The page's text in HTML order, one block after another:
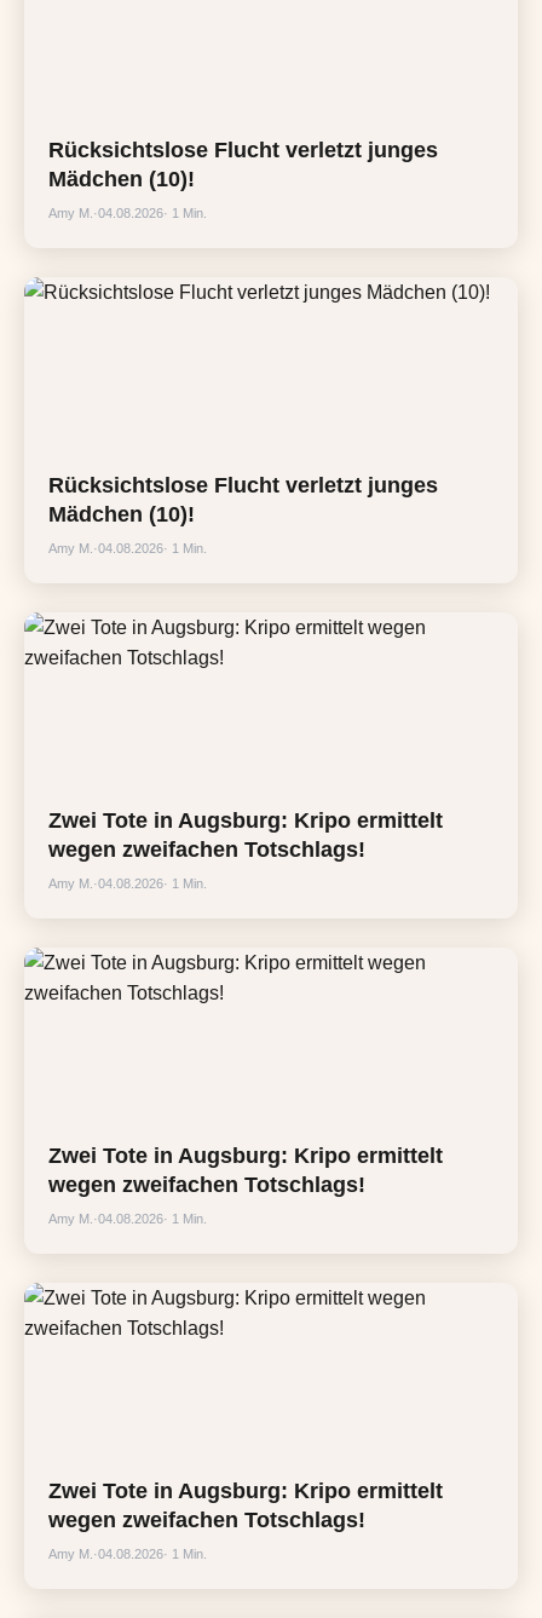
Rücksichtslose Flucht verletzt junges
Mädchen (10)!
Amy M. ·04.08.2026· 1 Min.
Rücksichtslose Flucht verletzt junges
Mädchen (10)!
Amy M. ·04.08.2026· 1 Min.
Zwei Tote in Augsburg: Kripo ermittelt
wegen zweifachen Totschlags!
Amy M. ·04.08.2026· 1 Min.
Zwei Tote in Augsburg: Kripo ermittelt
wegen zweifachen Totschlags!
Amy M. ·04.08.2026· 1 Min.
Zwei Tote in Augsburg: Kripo ermittelt
wegen zweifachen Totschlags!
Amy M. ·04.08.2026· 1 Min.